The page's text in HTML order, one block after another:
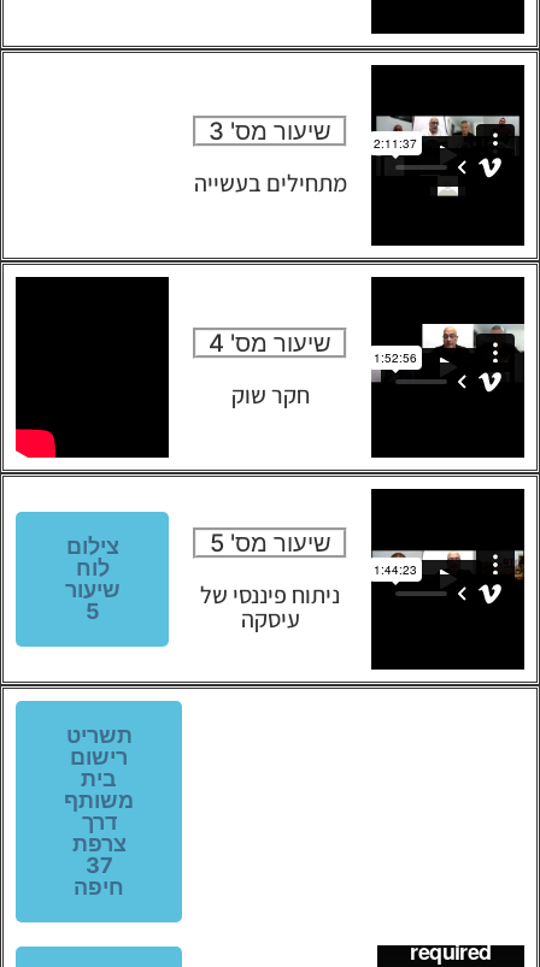
שיעור מס' 3
מתחילים בעשייה
שיעור מס' 4
חקר שוק
שיעור מס' 5
ניתוח פיננסי של
עיסקה
צילום
לוח
שיעור
5
תשריט
רישום
בית
משותף
דרך
צרפת
37
חיפה